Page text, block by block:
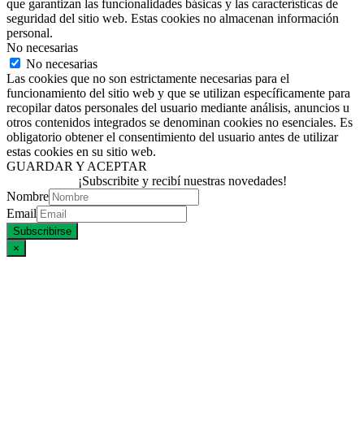
que garantizan las funcionalidades básicas y las características de
seguridad del sitio web. Estas cookies no almacenan información
personal.
No necesarias
No necesarias
Las cookies que no son estrictamente necesarias para el
funcionamiento del sitio web y que se utilizan específicamente para
recopilar datos personales del usuario mediante análisis, anuncios u
otros contenidos integrados se denominan cookies no esenciales. Es
obligatorio obtener el consentimiento del usuario antes de utilizar
estas cookies en su sitio web.
GUARDAR Y ACEPTAR
¡Subscribite y recibí nuestras novedades!
Nombre
Email
×